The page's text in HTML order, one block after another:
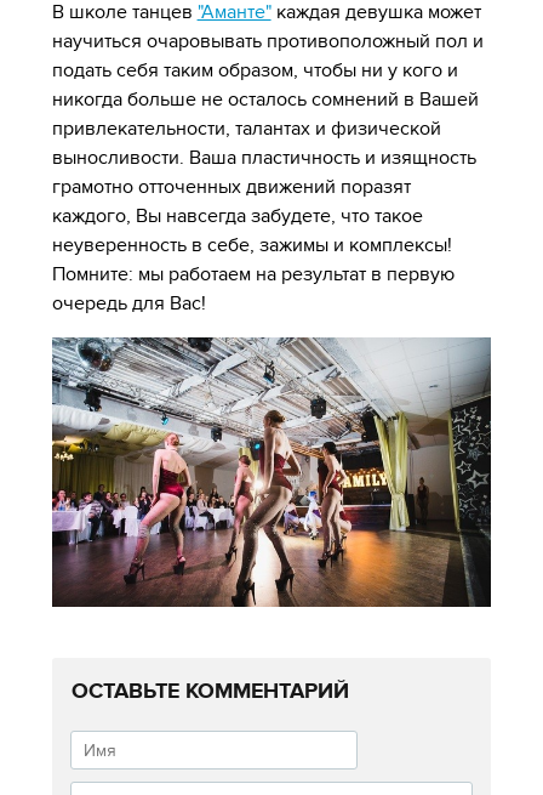
В школе танцев "Аманте"каждая девушка может
научиться очаровывать противоположный пол и
подать себя таким образом, чтобы ни у кого и
никогда больше не осталось сомнений в Вашей
привлекательности, талантах и физической
выносливости. Ваша пластичность и изящность
грамотно отточенных движений поразят
каждого, Вы навсегда забудете, что такое
неуверенность в себе, зажимы и комплексы!
Помните: мы работаем на результат в первую
очередь для Вас!
ОСТАВЬТЕ КОММЕНТАРИЙ